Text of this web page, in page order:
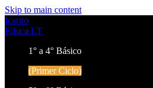
Skip to main content
Icarito
Educa LT
1° a 4° Básico
(Primer Ciclo)